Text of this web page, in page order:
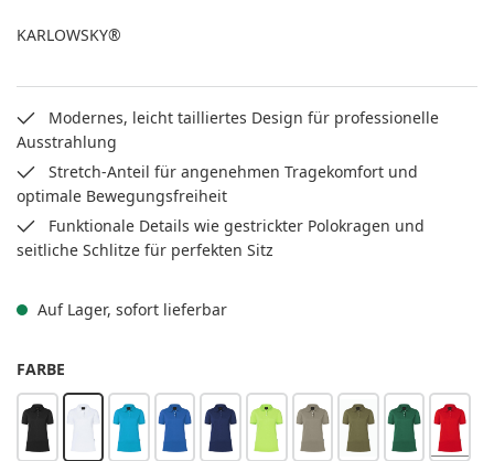
KARLOWSKY®
Modernes, leicht tailliertes Design für professionelle
Ausstrahlung
Stretch-Anteil für angenehmen Tragekomfort und
optimale Bewegungsfreiheit
Funktionale Details wie gestrickter Polokragen und
seitliche Schlitze für perfekten Sitz
Auf Lager, sofort lieferbar
FARBE
schwarzweiß pazifikblaukönigsblau
marine kiwi salbei moosgrünwaldgrün
rot